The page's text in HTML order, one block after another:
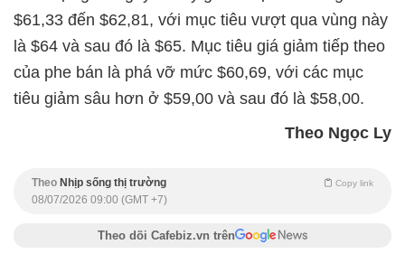
$61,33 đến $62,81, với mục tiêu vượt qua vùng này
là $64 và sau đó là $65. Mục tiêu giá giảm tiếp theo
của phe bán là phá vỡ mức $60,69, với các mục
tiêu giảm sâu hơn ở $59,00 và sau đó là $58,00.
Theo Ngọc Ly
Theo Nhịp sống thị trường Copy link
08/07/2026 09:00 (GMT +7)
Theo dõi Cafebiz.vn trên